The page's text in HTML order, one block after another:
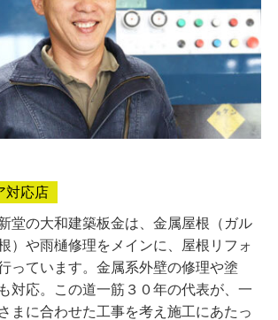
対応店
堂の大和建築板金は、金属屋根（ガル
）や雨樋修理をメインに、屋根リフォ
っています。金属系外壁の修理や塗
対応。この道一筋３０年の代表が、一
まに合わせた工事を考え施工にあたっ